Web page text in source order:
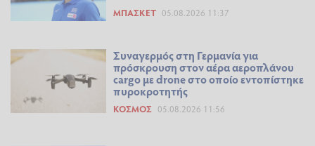
ΜΠΆΣΚΕΤ 05.08.2026 11:37
Συναγερμός στη Γερμανία για
πρόσκρουση στον αέρα αεροπλάνου
cargo με drone στο οποίο εντοπίστηκε
πυροκροτητής
ΚΌΣΜΟΣ 05.08.2026 11:56